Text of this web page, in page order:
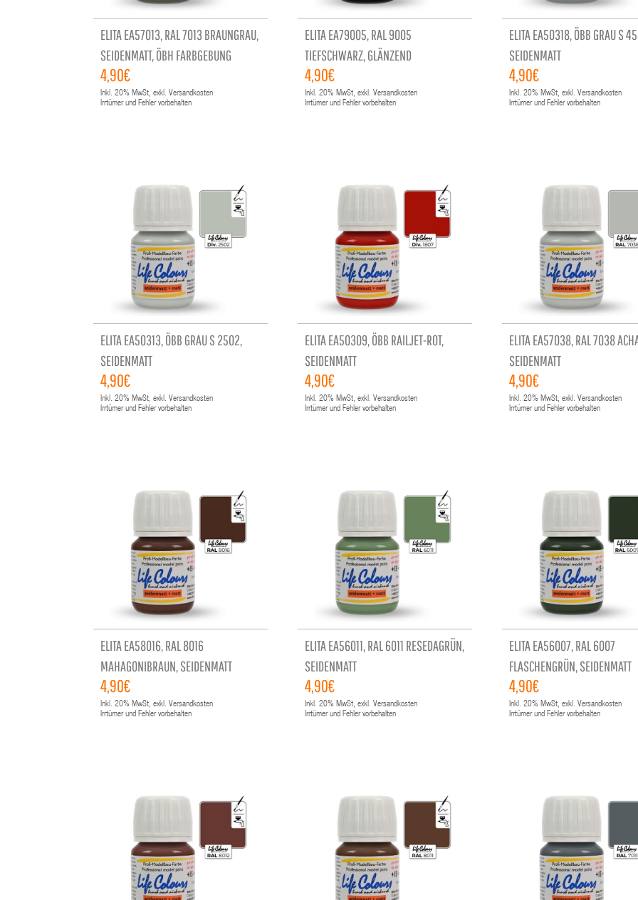
ELITA EA57013, RAL 7013 BRAUNGRAU,
SEIDENMATT, ÖBH FARBGEBUNG
4,90€
Inkl. 20% MwSt, exkl. Versandkosten
Irrtümer und Fehler vorbehalten
ELITA EA79005, RAL 9005
TIEFSCHWARZ, GLÄNZEND
4,90€
Inkl. 20% MwSt, exkl. Versandkosten
Irrtümer und Fehler vorbehalten
ELITA EA50318, ÖBB GRAU S
SEIDENMATT
4,90€
Inkl. 20% MwSt, exkl. Versandkosten
Irrtümer und Fehler vorbehalten
ELITA EA50313, ÖBB GRAU S 2502,
SEIDENMATT
4,90€
Inkl. 20% MwSt, exkl. Versandkosten
Irrtümer und Fehler vorbehalten
ELITA EA50309, ÖBB RAILJET-ROT,
SEIDENMATT
4,90€
Inkl. 20% MwSt, exkl. Versandkosten
Irrtümer und Fehler vorbehalten
ELITA EA57038, RAL 7038
SEIDENMATT
4,90€
Inkl. 20% MwSt, exkl. Versandkosten
Irrtümer und Fehler vorbehalten
ELITA EA58016, RAL 8016
MAHAGONIBRAUN, SEIDENMATT
4,90€
Inkl. 20% MwSt, exkl. Versandkosten
Irrtümer und Fehler vorbehalten
ELITA EA56011, RAL 6011 RESEDAGRÜN,
SEIDENMATT
4,90€
Inkl. 20% MwSt, exkl. Versandkosten
Irrtümer und Fehler vorbehalten
ELITA EA56007, RAL 6007
FLASCHENGRÜN, SEIDENMATT
4,90€
Inkl. 20% MwSt, exkl. Versandkosten
Irrtümer und Fehler vorbehalten